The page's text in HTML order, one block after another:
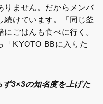
りません。だからメンバ
続けています。「同じ釜
ごはんも食べに行く。
「KYOTO BBに入りた
3×3の知名度を上げた